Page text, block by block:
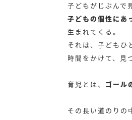
子どもがじぶんで
子どもの個性にあ
生まれてくる。
それは、子どもひ
時間をかけて、見
育児とは、 ゴール
その長い道のりの